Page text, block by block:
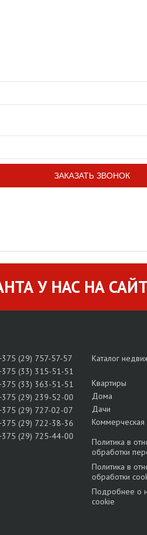
У НАС НА
(29) 757-57-57
(33) 315-51-51
(33) 363-51-51
(29) 239-52-00
(29) 727-02-07
(29) 722-38-36
(29) 725-44-00
Каталог
Квартиры
Дома
Дачи
Коммерческая
Политика в
обработки
Политика в
обработки
Подробнее о
cookie